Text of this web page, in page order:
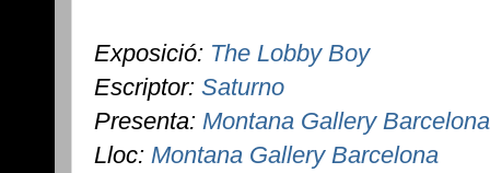
Exposició: The Lobby Boy
Escriptor: Saturno
Presenta: Montana Gallery Barcelona
Lloc: Montana Gallery Barcelona